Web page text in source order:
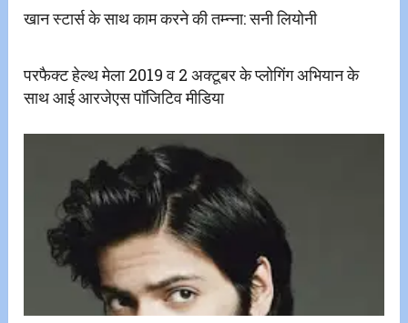
खान स्टार्स के साथ काम करने की तम्न्ना: सनी लियोनी
परफैक्ट हेल्थ मेला 2019 व 2 अक्टूबर के प्लोगिंग अभियान के
साथ आई आरजेएस पाॅजिटिव मीडिया